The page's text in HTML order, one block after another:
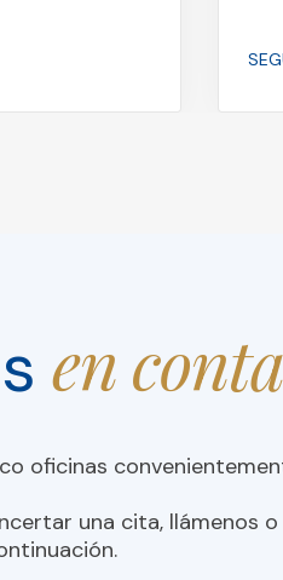
en
oficinas
una cita, llámenos